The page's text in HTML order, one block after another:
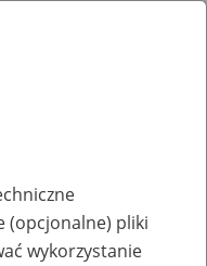
(opcjonalne) pliki
wykorzystanie